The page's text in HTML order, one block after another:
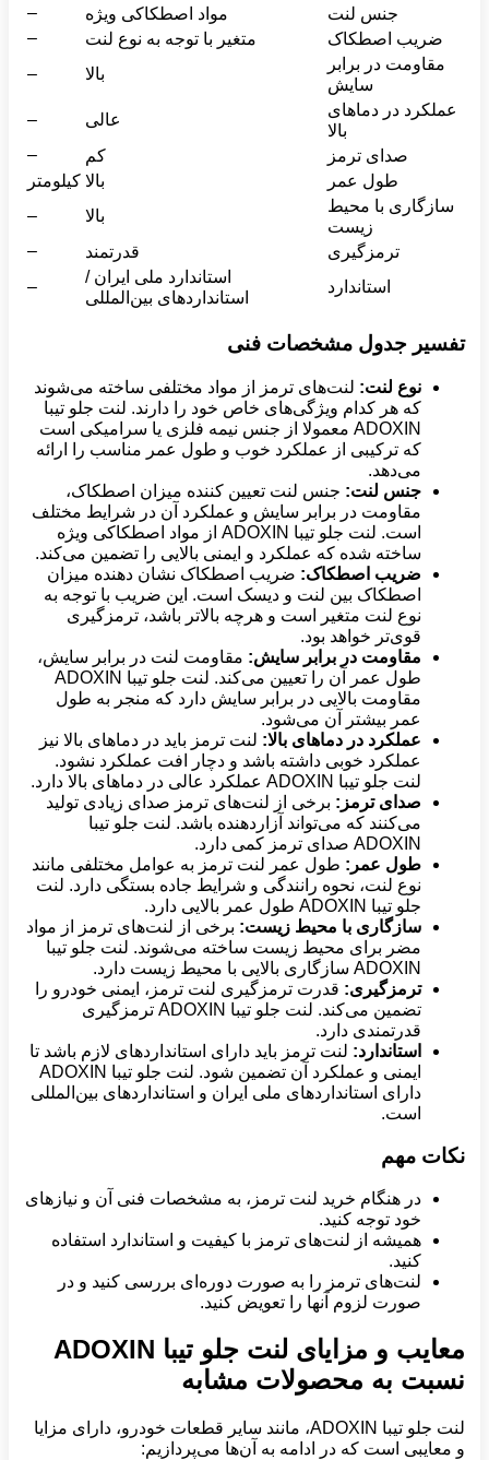
جنس لنت
مواد اصطکاکی ویژه
–
ضریب اصطکاک
متغیر با توجه به نوع لنت
–
مقاومت در برابر
سایش
بالا
–
عملکرد در دماهای
بالا
عالی
–
صدای ترمز
کم
–
طول عمر
بالا کیلومتر
سازگاری با محیط
زیست
بالا
–
ترمزگیری
قدرتمند
–
استاندارد
استاندارد ملی ایران /
استانداردهای بین‌المللی
–
تفسیر جدول مشخصات فنی
نوع لنت: لنت‌های ترمز از مواد مختلفی ساخته می‌شوند
که هر کدام ویژگی‌های خاص خود را دارند. لنت جلو تیبا
ADOXIN معمولا از جنس نیمه فلزی یا سرامیکی است
که ترکیبی از عملکرد خوب و طول عمر مناسب را ارائه
می‌دهد.
جنس لنت: جنس لنت تعیین کننده میزان اصطکاک،
مقاومت در برابر سایش و عملکرد آن در شرایط مختلف
است. لنت جلو تیبا ADOXIN از مواد اصطکاکی ویژه
ساخته شده که عملکرد و ایمنی بالایی را تضمین می‌کند.
ضریب اصطکاک: ضریب اصطکاک نشان دهنده میزان
اصطکاک بین لنت و دیسک است. این ضریب با توجه به
نوع لنت متغیر است و هرچه بالاتر باشد، ترمزگیری
قوی‌تر خواهد بود.
مقاومت در برابر سایش: مقاومت لنت در برابر سایش،
طول عمر آن را تعیین می‌کند. لنت جلو تیبا ADOXIN
مقاومت بالایی در برابر سایش دارد که منجر به طول
عمر بیشتر آن می‌شود.
عملکرد در دماهای بالا: لنت ترمز باید در دماهای بالا نیز
عملکرد خوبی داشته باشد و دچار افت عملکرد نشود.
لنت جلو تیبا ADOXIN عملکرد عالی در دماهای بالا دارد.
صدای ترمز: برخی از لنت‌های ترمز صدای زیادی تولید
می‌کنند که می‌تواند آزاردهنده باشد. لنت جلو تیبا
ADOXIN صدای ترمز کمی دارد.
طول عمر: طول عمر لنت ترمز به عوامل مختلفی مانند
نوع لنت، نحوه رانندگی و شرایط جاده بستگی دارد. لنت
جلو تیبا ADOXIN طول عمر بالایی دارد.
سازگاری با محیط زیست: برخی از لنت‌های ترمز از مواد
مضر برای محیط زیست ساخته می‌شوند. لنت جلو تیبا
ADOXIN سازگاری بالایی با محیط زیست دارد.
ترمزگیری: قدرت ترمزگیری لنت ترمز، ایمنی خودرو را
تضمین می‌کند. لنت جلو تیبا ADOXIN ترمزگیری
قدرتمندی دارد.
استاندارد: لنت ترمز باید دارای استانداردهای لازم باشد تا
ایمنی و عملکرد آن تضمین شود. لنت جلو تیبا ADOXIN
دارای استانداردهای ملی ایران و استانداردهای بین‌المللی
است.
نکات مهم
در هنگام خرید لنت ترمز، به مشخصات فنی آن و نیازهای
خود توجه کنید.
همیشه از لنت‌های ترمز با کیفیت و استاندارد استفاده
کنید.
لنت‌های ترمز را به صورت دوره‌ای بررسی کنید و در
صورت لزوم آنها را تعویض کنید.
معایب و مزایای لنت جلو تیبا ADOXIN
نسبت به محصولات مشابه
لنت جلو تیبا ADOXIN، مانند سایر قطعات خودرو، دارای مزایا
و معایبی است که در ادامه به آن‌ها می‌پردازیم: